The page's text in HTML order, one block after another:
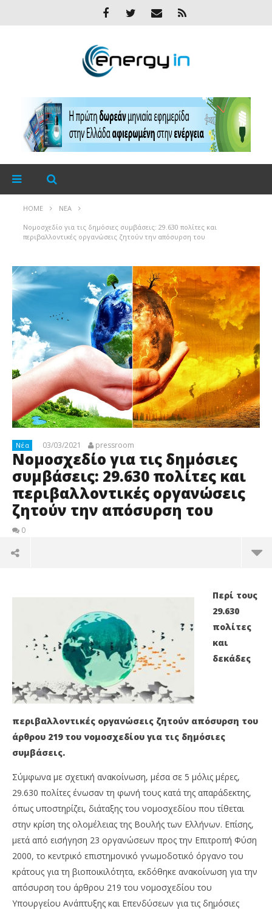
HOME ΝΈΑ
Νομοσχεδίο για τις δημόσιες συμβάσεις: 29.630 πολίτες και
περιβαλλοντικές οργανώσεις ζητούν την απόσυρση του
Νέα 03/03/2021 pressroom
Νομοσχεδίο για τις δημόσιες
συμβάσεις: 29.630 πολίτες και
περιβαλλοντικές οργανώσεις
ζητούν την απόσυρση του
0
NOW VIEWING
Νομοσχεδίο για τις δημόσιες συμβάσεις: 29.630
πολίτες και περιβαλλοντικές οργανώσεις ζητούν
την απόσυρση του
03/03/2021
pressroom
Περί τους
29.630
πολίτες
και
δεκάδες
περιβαλλοντικές οργανώσεις ζητούν απόσυρση του
άρθρου 219 του νομοσχεδίου για τις δημόσιες
συμβάσεις.
Σύμφωνα με σχετική ανακοίνωση, μέσα σε 5 μόλις μέρες,
29.630 πολίτες ένωσαν τη φωνή τους κατά της απαράδεκτης,
όπως υποστηρίζει, διάταξης του νομοσχεδίου που τίθεται
στην κρίση της ολομέλειας της Βουλής των Ελλήνων. Επίσης,
μετά από εισήγηση 23 οργανώσεων προς την Επιτροπή Φύση
2000, το κεντρικό επιστημονικό γνωμοδοτικό όργανο του
κράτους για τη βιοποικιλότητα, εκδόθηκε ανακοίνωση για την
απόσυρση του άρθρου 219 του νομοσχεδίου του
Υπουργείου Ανάπτυξης και Επενδύσεων για τις δημόσιες